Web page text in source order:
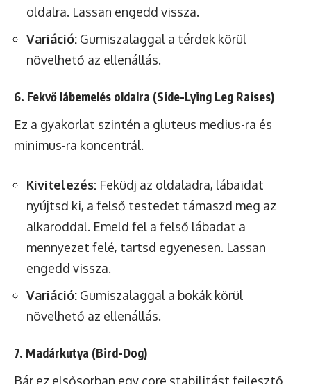
oldalra. Lassan engedd vissza.
Variáció: Gumiszalaggal a térdek körül
növelhető az ellenállás.
6. Fekvő lábemelés oldalra (Side-Lying Leg Raises)
Ez a gyakorlat szintén a gluteus medius-ra és
minimus-ra koncentrál.
Kivitelezés: Feküdj az oldaladra, lábaidat
nyújtsd ki, a felső testedet támaszd meg az
alkaroddal. Emeld fel a felső lábadat a
mennyezet felé, tartsd egyenesen. Lassan
engedd vissza.
Variáció: Gumiszalaggal a bokák körül
növelhető az ellenállás.
7. Madárkutya (Bird-Dog)
Bár ez elsősorban egy core stabilitást fejlesztő